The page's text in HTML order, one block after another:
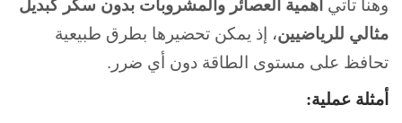
وهنا تأتي أهمية العصائر والمشروبات بدون سكر كبديل
مثالي للرياضيين، إذ يمكن تحضيرها بطرق طبيعية
تحافظ على مستوى الطاقة دون أي ضرر.
أمثلة عملية: